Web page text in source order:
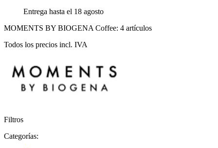
Entrega hasta el 18 agosto
MOMENTS BY BIOGENA Coffee: 4 artículos
Todos los precios incl. IVA
Filtros
Categorías: